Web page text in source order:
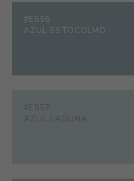
#E556
AZUL ESTOCOLMO
#E557
AZUL LAGUNA